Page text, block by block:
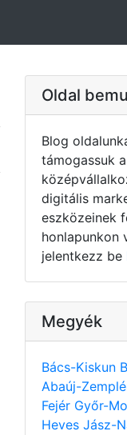
Oldal
Blog
támogassuk
digitális
eszközeinek
honlapunkon
jelentkezz be
Megyék
Bács-Kiskun
Abaúj-
Fejér Győr-
Heves Jász-